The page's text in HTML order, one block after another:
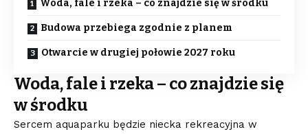
Woda, fale i rzeka – co znajdzie się w środku
Budowa przebiega zgodnie z planem
Otwarcie w drugiej połowie 2027 roku
Woda, fale i rzeka – co znajdzie się
w środku
Sercem aquaparku będzie niecka rekreacyjna w